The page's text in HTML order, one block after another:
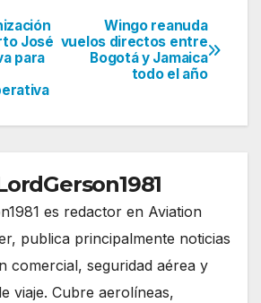
Wingo reanuda
vuelos directos entre
Bogotá y Jamaica
todo el año
José
para
es redactor en Aviation
publica principalmente noticias
comercial, seguridad aérea y
viaje. Cubre aerolíneas,